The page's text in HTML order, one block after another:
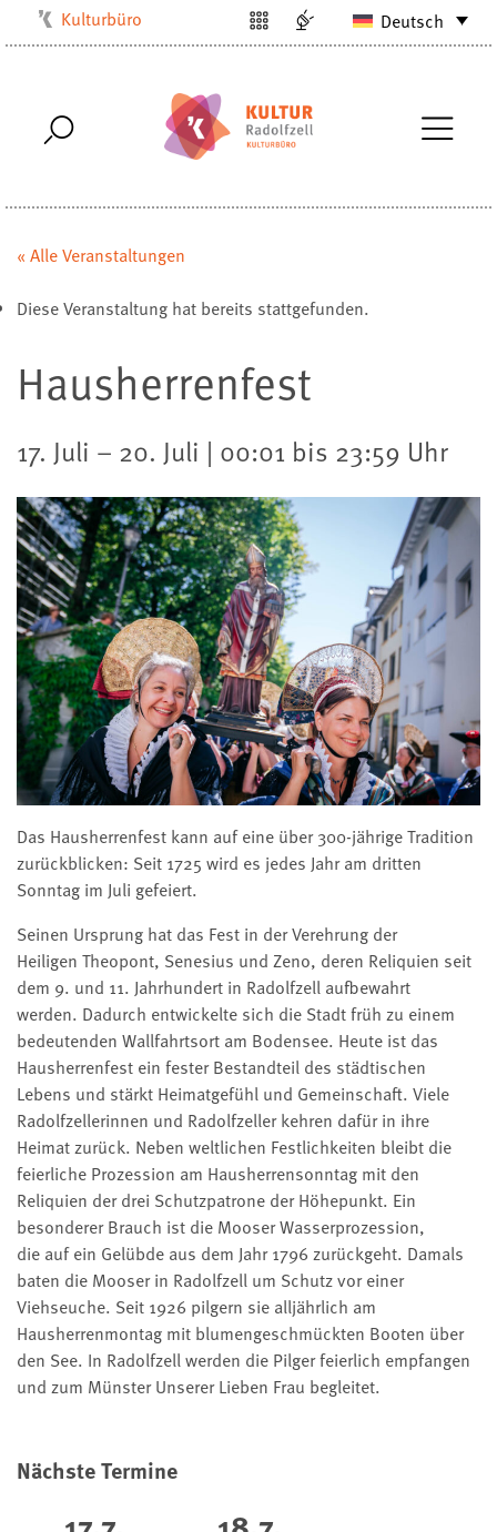
Kulturbüro
Stadtarchiv
Stadtbibliothek
Villa Bosch
Deutsch
« Alle Veranstaltungen
Diese Veranstaltung hat bereits stattgefunden.
Hausherrenfest
17. Juli – 20. Juli | 00:01 bis 23:59 Uhr
Das Hausherrenfest kann auf eine über 300-jährige Tradition
zurückblicken: Seit 1725 wird es jedes Jahr am dritten
Sonntag im Juli gefeiert.
Seinen Ursprung hat das Fest in der Verehrung der
Heiligen Theopont, Senesius und Zeno, deren Reliquien seit
dem 9. und 11. Jahrhundert in Radolfzell aufbewahrt
werden. Dadurch entwickelte sich die Stadt früh zu einem
bedeutenden Wallfahrtsort am Bodensee. Heute ist das
Hausherrenfest ein fester Bestandteil des städtischen
Lebens und stärkt Heimatgefühl und Gemeinschaft. Viele
Radolfzellerinnen und Radolfzeller kehren dafür in ihre
Heimat zurück. Neben weltlichen Festlichkeiten bleibt die
feierliche Prozession am Hausherrensonntag mit den
Reliquien der drei Schutzpatrone der Höhepunkt. Ein
besonderer Brauch ist die Mooser Wasserprozession,
die auf ein Gelübde aus dem Jahr 1796 zurückgeht. Damals
baten die Mooser in Radolfzell um Schutz vor einer
Viehseuche. Seit 1926 pilgern sie alljährlich am
Hausherrenmontag mit blumengeschmückten Booten über
den See. In Radolfzell werden die Pilger feierlich empfangen
und zum Münster Unserer Lieben Frau begleitet.
Nächste Termine